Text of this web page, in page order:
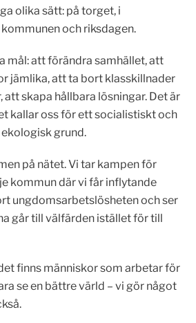
olika sätt: på torget, i
och riksdagen.
mål: att förändra samhället, att
jämlika, att ta bort klasskillnader
skapa hållbara lösningar. Det är
kallar oss för ett socialistiskt och
grund.
på nätet. Vi tar kampen för
kommun där vi får inflytande
ungdomsarbetslösheten och ser
går till välfärden istället för till
finns människor som arbetar för
se en bättre värld – vi gör något